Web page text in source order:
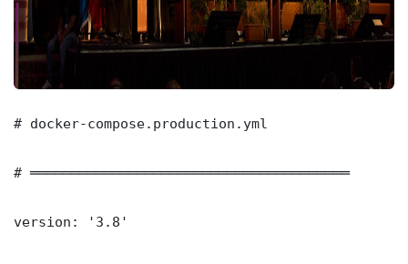
# docker-compose.production.yml
# ═══════════════════════════════════════
version: '3.8'